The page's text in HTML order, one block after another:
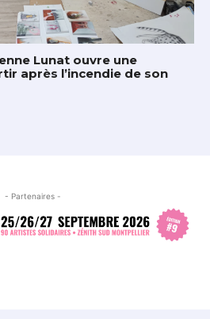
Lunat ouvre une
après l’incendie de son
- Partenaires -